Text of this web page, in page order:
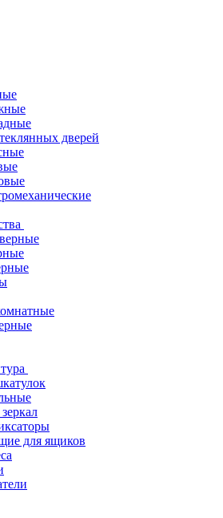
дверей
для ящиков